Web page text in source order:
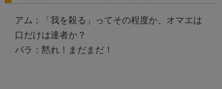
アム：「我を殺る」ってその程度か、オマエは
口だけは達者か？
パラ：黙れ！まだまだ！